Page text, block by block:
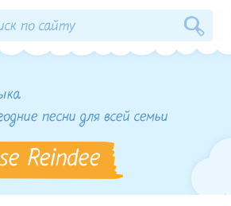
песни для всей семьи
Reindee